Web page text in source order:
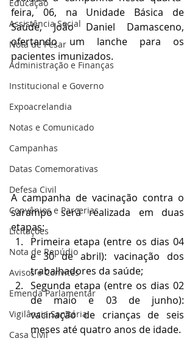
Educação
Assistência Social
Nota de Pesar
Administração e Finanças
Institucional e Governo
Expoacrelandia
Notas e Comunicado
Campanhas
Datas Comemorativas
Defesa Civil
Convênios e Parcerias
Licitações
Nota de Repúdio
Avisos e Convites
Emenda Parlamentar
Vigilância Sanitária
Casa Civil
feira, 06, na Unidade Básica de
Saúde, João Daniel Damasceno,
ofertando um lanche para os
pacientes imunizados.
A campanha de vacinação contra o
sarampo será realizada em duas
etapas:
Primeira etapa (entre os dias 04
e 30 de abril): vacinação dos
trabalhadores da saúde;
Segunda etapa (entre os dias 02
de maio e 03 de junho):
vacinação de crianças de seis
meses até quatro anos de idade.